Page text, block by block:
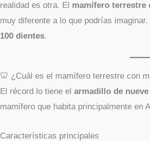
realidad es otra. El mamífero terrestre
muy diferente a lo que podrías
100 dientes.
🦷 ¿Cuál es el mamífero terrestre con
El récord lo tiene elarmadillo de
mamífero que habita principalmente en
Características principales